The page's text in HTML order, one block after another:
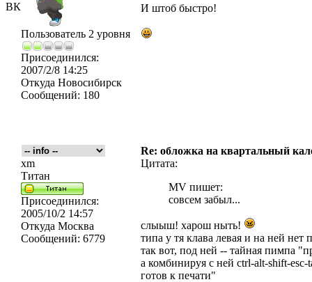
ВК
Пользователь 2 уровня
Присоединился:
2007/2/8 14:25
Откуда Новосибирск
Сообщений: 180
И штоб быстро!
Re: обложка на квартальный
xm
Титан
Присоединился:
2005/10/2 14:57
Откуда Москва
Сообщений: 6779
Цитата:
MV пишет:
совсем забыл...
слыыш! харош ныть!
типа у тя клава левая и на ней нет
так вот, под ней -- тайная пимпа
а комбинируя с ней ctrl-alt-shift-
готов к печати"